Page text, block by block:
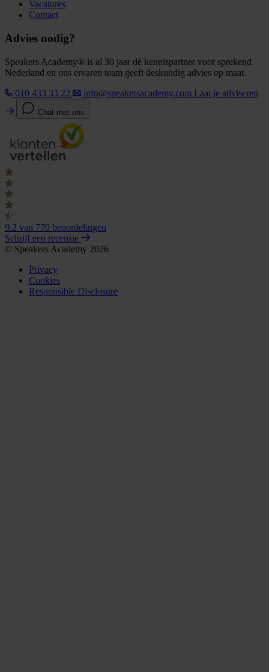
Vacatures
Contact
Advies nodig?
Speakers Academy® is al 30 jaar dé kennispartner voor sprekend
Nederland en ons ervaren team geeft deskundig advies op maat.
010 433 33 22
info@speakersacademy.com Laat je adviseren
Chat met ons
9.2 van 770 beoordelingen
Schrijf een recensie
© Speakers Academy 2026
Privacy
Cookies
Responsible Disclosure